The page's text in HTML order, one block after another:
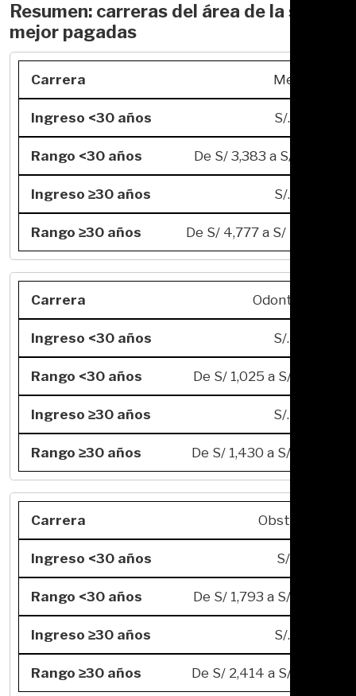
Resumen: carreras del área de la salud
mejor pagadas
Medicina
S/. 6,909
De S/ 3,383 a S/ 9,715
S/. 8,246
De S/ 4,777 a S/ 12,238
Odontología
S/. 4,349
De S/ 1,025 a S/ 7,269
S/. 4,555
De S/ 1,430 a S/ 8,070
Obstetricia
S/. 4,187
De S/ 1,793 a S/ 7,088
S/. 5,098
De S/ 2,414 a S/ 7,795